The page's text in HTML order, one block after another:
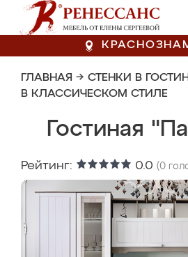
ГЛАВНАЯ → СТЕНКИ В
В КЛАССИЧЕСКОМ СТИЛЕ
Гостиная
Рейтинг: 0.0 (0